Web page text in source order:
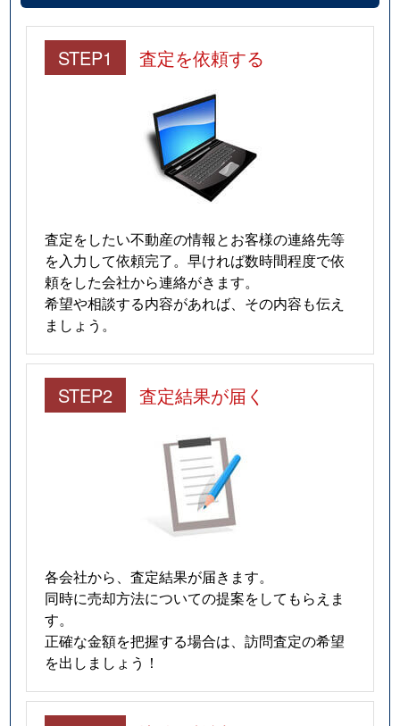
STEP1 査定を依頼する
査定をしたい不動産の情報とお客様の連絡先等
を入力して依頼完了。早ければ数時間程度で依
頼をした会社から連絡がきます。
希望や相談する内容があれば、その内容も伝え
ましょう。
STEP2 査定結果が届く
各会社から、査定結果が届きます。
同時に売却方法についての提案をしてもらえま
す。
正確な金額を把握する場合は、訪問査定の希望
を出しましょう！